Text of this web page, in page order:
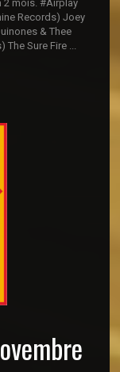
2 mois. #Airplay
Records) Joey
& Thee
The Sure Fire ...